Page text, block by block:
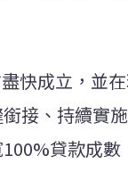
快成立，並
接、持續實
貸款成數